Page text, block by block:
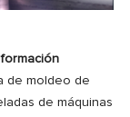
de moldeo de
de máquinas